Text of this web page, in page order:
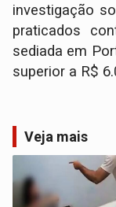
investigação
praticados
sediada em
superior a R$
Veja mais